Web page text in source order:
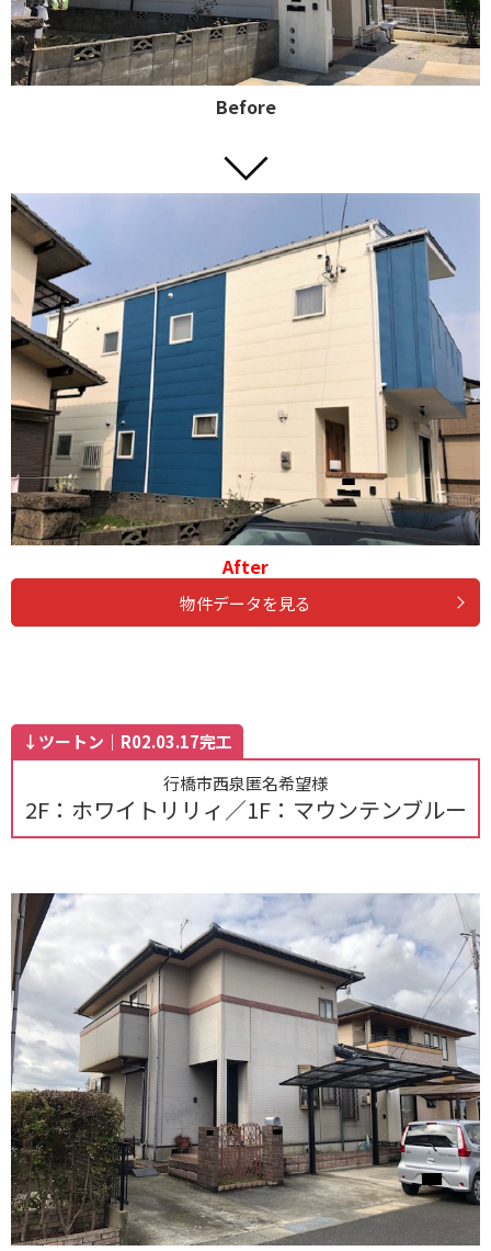
Before
After
物件データを見る
↓ツートン｜R02.03.17完工
行橋市西泉匿名希望様
2F：ホワイトリリィ／1F：マウンテンブルー